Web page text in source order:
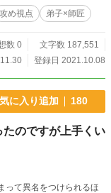
攻め視点 弟子×師匠
数 0
文字数 187,551
登録日 2021.10.08
に入り追加 180
のですが上手くい
って異名をつけられるほ